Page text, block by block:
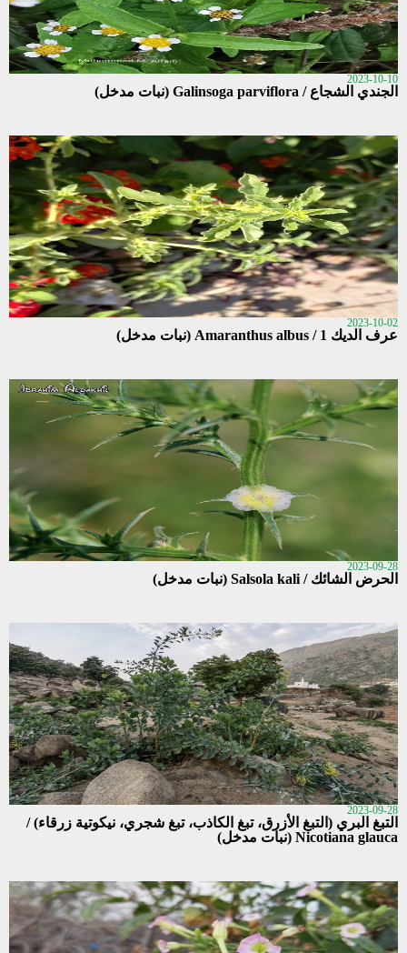
2023-10-10
الجندي الشجاع / Galinsoga parviflora (نبات مدخل)
2023-10-02
عرف الديك 1 / Amaranthus albus (نبات مدخل)
2023-09-28
الحرض الشائك / Salsola kali (نبات مدخل)
2023-09-28
التبغ البري (التبغ الأزرق، تبغ الكاذب، تبغ شجري، نيكوتية زرقاء) /
Nicotiana glauca (نبات مدخل)